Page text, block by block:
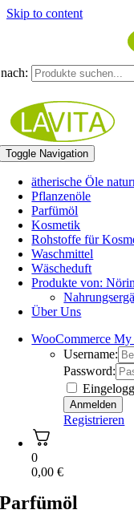
Skip to content
Toggle Navigation
ätherische Öle
Pflanzenöle
Parfümöl
Kosmetik
Rohstoffe für
Waschmittel
Wäscheduft
Produkte von:
Über Uns
WooCommerce
Username:
Password:
Registrieren
0
0,00€
Parfümöl